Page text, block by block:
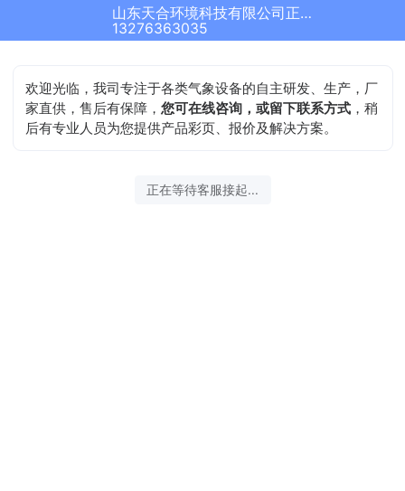
山东天合环境科技有限公司正在为您服务
13276363035
欢迎光临，我司专注于各类气象设备的自主研发、生产，厂
家直供，售后有保障，您可在线咨询，或留下联系方式 ，稍
后有专业人员为您提供产品彩页、报价及解决方案。
正在等待客服接起...